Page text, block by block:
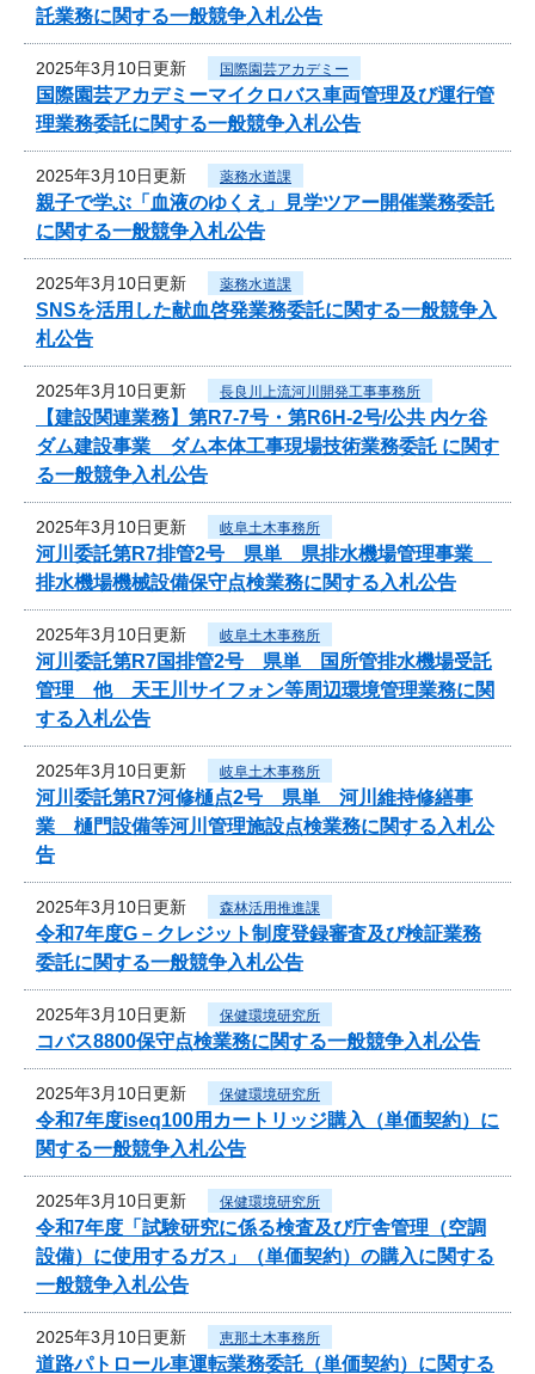
託業務に関する一般競争入札公告
2025年3月10日更新 国際園芸アカデミー
国際園芸アカデミーマイクロバス車両管理及び運行管
理業務委託に関する一般競争入札公告
2025年3月10日更新 薬務水道課
親子で学ぶ「血液のゆくえ」見学ツアー開催業務委託
に関する一般競争入札公告
2025年3月10日更新 薬務水道課
SNSを活用した献血啓発業務委託に関する一般競争入
札公告
2025年3月10日更新 長良川上流河川開発工事事務所
【建設関連業務】第R7-7号・第R6H-2号/公共 内ケ谷
ダム建設事業 ダム本体工事現場技術業務委託 に関す
る一般競争入札公告
2025年3月10日更新 岐阜土木事務所
河川委託第R7排管2号 県単 県排水機場管理事業
排水機場機械設備保守点検業務に関する入札公告
2025年3月10日更新 岐阜土木事務所
河川委託第R7国排管2号 県単 国所管排水機場受託
管理 他 天王川サイフォン等周辺環境管理業務に関
する入札公告
2025年3月10日更新 岐阜土木事務所
河川委託第R7河修樋点2号 県単 河川維持修繕事
業 樋門設備等河川管理施設点検業務に関する入札公
告
2025年3月10日更新 森林活用推進課
令和7年度G－クレジット制度登録審査及び検証業務
委託に関する一般競争入札公告
2025年3月10日更新 保健環境研究所
コバス8800保守点検業務に関する一般競争入札公告
2025年3月10日更新 保健環境研究所
令和7年度iseq100用カートリッジ購入（単価契約）に
関する一般競争入札公告
2025年3月10日更新 保健環境研究所
令和7年度「試験研究に係る検査及び庁舎管理（空調
設備）に使用するガス」（単価契約）の購入に関する
一般競争入札公告
2025年3月10日更新 恵那土木事務所
道路パトロール車運転業務委託（単価契約）に関する